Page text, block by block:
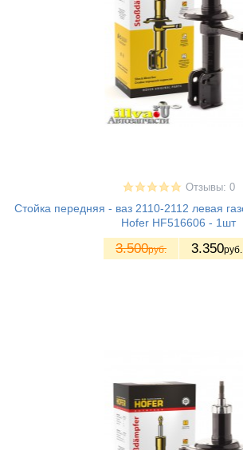
Отзывы: 0
Стойка передняя - ваз 2110-2112 левая
Hofer HF516606 - 1шт
3.500руб. 3.350руб.